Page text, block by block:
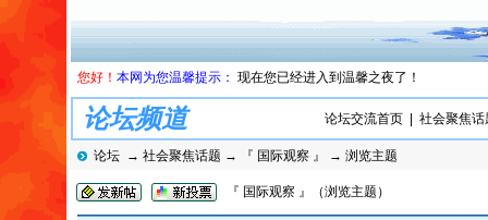
您好！ 本网为您温馨提示： 现在您已经进入到温馨之夜了！
论坛频道 论坛交流首页| 社会聚焦话
论坛 → 社会聚焦话题 → 『 国际观察 』 → 浏览主题
『 国际观察 』（浏览主题）